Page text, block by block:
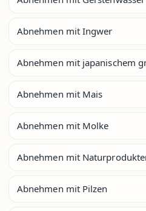
Abnehmen mit Ingwer
Abnehmen mit japanischem
Abnehmen mit Mais
Abnehmen mit Molke
Abnehmen mit
Abnehmen mit Pilzen